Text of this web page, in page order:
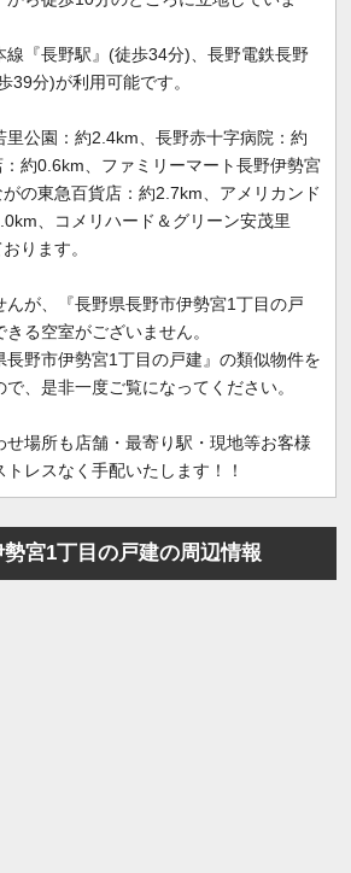
線『長野駅』(徒歩34分)、長野電鉄長野
39分)が利用可能です。
里公園：約2.4km、長野赤十字病院：約
約0.6km、ファミリーマート長野伊勢宮
の東急百貨店：約2.7km、アメリカンド
、コメリハード＆グリーン安茂里
ります。
んが、『長野県長野市伊勢宮1丁目の戸
る空室がございません。
長野市伊勢宮1丁目の戸建』の類似物件を
、是非一度ご覧になってください。
せ場所も店舗・最寄り駅・現地等お客様
レスなく手配いたします！！
宮1丁目の戸建の周辺情報